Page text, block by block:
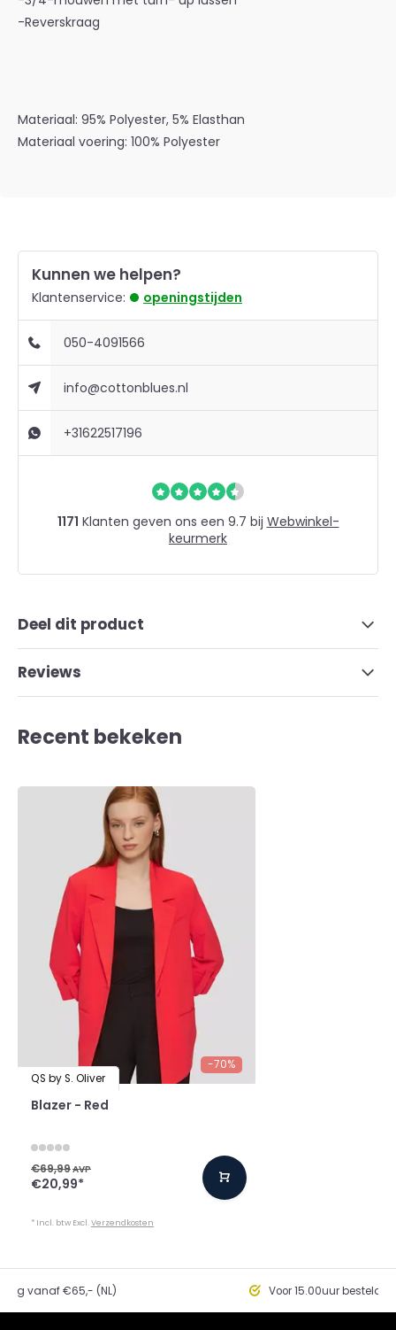
-Reverskraag
Materiaal: 95% Polyester, 5% Elasthan
Materiaal voering: 100% Polyester
Kunnen we helpen?
Klantenservice: openingstijden
050-4091566
info@cottonblues.nl
+31622517196
1171 Klanten geven ons een 9.7 bij Webwinkel-
keurmerk
Deel dit product
Reviews
Recent bekeken
-70%
QS by S. Oliver
Blazer - Red
€69,99AVP
€20,99*
* Incl. btw Excl.Verzendkosten
vanaf €65,- (NL) Voor 15.00uur besteld,